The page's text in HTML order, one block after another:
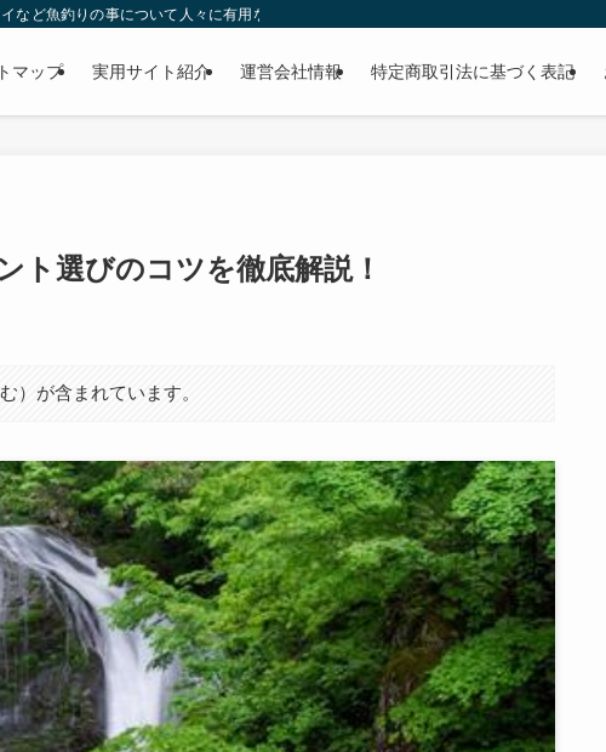
ど魚釣りの事について人々に有用な気付きを与える目的で運営されているWEBサイト
マップ 実用サイト紹介 運営会社情報 特定商取引法に基づく表記
ト選びのコツを徹底解説！
）が含まれています。